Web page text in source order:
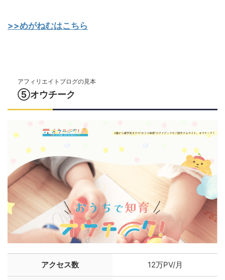
>>めがねむはこちら
アフィリエイトブログの見本
⑤オウチーク
アクセス数 12万PV/月